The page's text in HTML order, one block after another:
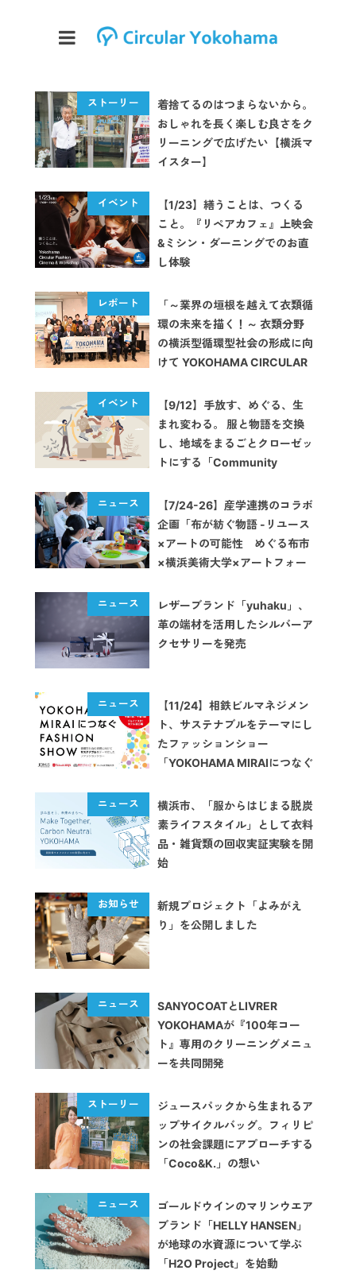
着捨てるのはつまらないから。
おしゃれを長く楽しむ良さをク
リーニングで広げたい【横浜マ
イスター】
【1/23】繕うことは、つくる
こと。『リペアカフェ』上映会
&ミシン・ダーニングでのお直
し体験
「～業界の垣根を越えて衣類循
環の未来を描く！～ 衣類分野
の横浜型循環型社会の形成に向
けて YOKOHAMA CIRCULAR
催しました
【9/12】手放す、めぐる、生
まれ変わる。 服と物語を交換
し、地域をまるごとクローゼッ
トにする「Community
が開催
【7/24-26】産学連携のコラボ
企画「布が紡ぐ物語 -リユース
×アートの可能性 めぐる布市
×横浜美術大学×アートフォー
レザーブランド「yuhaku」、
革の端材を活用したシルバーア
クセサリーを発売
【11/24】相鉄ビルマネジメン
ト、サステナブルをテーマにし
たファッションショー
「YOKOHAMA MIRAIにつなぐ
イナスで開催
横浜市、「服からはじまる脱炭
素ライフスタイル」として衣料
品・雑貨類の回収実証実験を開
始
新規プロジェクト「よみがえ
り」を公開しました
SANYOCOATとLIVRER
YOKOHAMAが『100年コー
ト』専用のクリーニングメニュ
ーを共同開発
ジュースパックから生まれるア
ップサイクルバッグ。フィリピ
ンの社会課題にアプローチする
「Coco&K.」の想い
ゴールドウインのマリンウエア
ブランド「HELLY HANSEN」
が地球の水資源について学ぶ
「H2O Project」を始動